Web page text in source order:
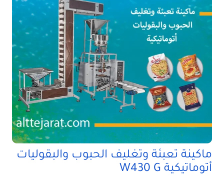
ماكينة تعبئة وتغليف الحبوب والبقوليات
أتوماتيكية W430 G